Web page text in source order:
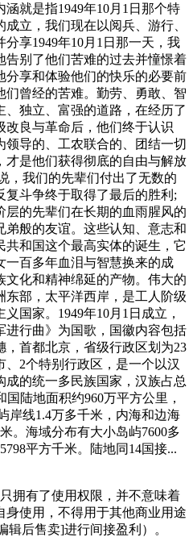
就是指1949年10月1日那个特
立，我们现在以阅兵、游行、
享1949年10月1日那一天，我
告别了他们苦难的过去并憧憬着
分享和体验他们的快乐的必要前
曾经的苦难。勤劳、勇敢、智
独立、富强的道路，在经历了
良与革命后，他们终于认识
导的、工农联合的、团结一切
才是他们获得彻底的自由与解放
，我们的先辈们付出了无数的
复斗争终于取得了最后的胜利;
层的先辈们在长期的血雨腥风的
弟般的友谊。这些认知、意志和
和国这个最高实体的诞生，它
一百多年血泪与智慧换来的成
化和精神绵延的产物。伟大的
部，太平洋西岸，是工人阶级
国家。1949年10月1日成立，
进行曲》为国歌，国徽内容包括
，首都北京，省级行政区划为23
2个特别行政区，是一个以汉
成的统一多民族国家，汉族占总
国陆地面积约960万平方公里，
岸线1.4万多千米，内海和边海
。海域分布有大小岛屿7600多
平方千米。陆地同14国接...
拥有了使用权限，并不意味着
身使用，不得用于其他商业用途
辑后售卖]进行间接盈利）。